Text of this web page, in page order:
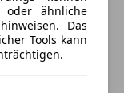
oder ähnliche
Das
Tools kann